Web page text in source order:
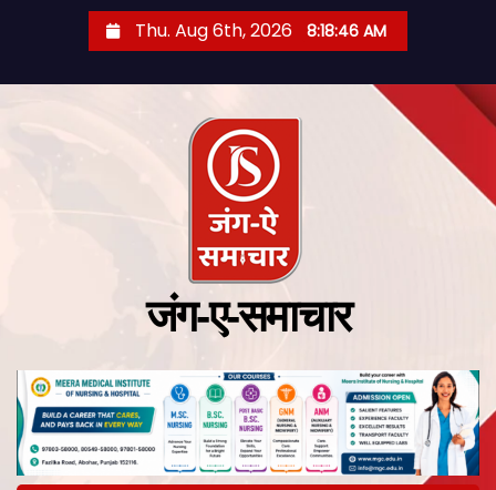
Thu. Aug 6th, 2026 8:18:47 AM
जंग-ए-समाचार